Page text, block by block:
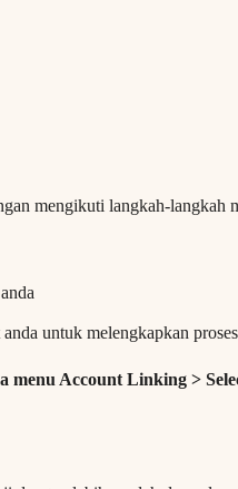
mengikuti langkah-langkah
untuk melengkapkan
menu Account Linking >